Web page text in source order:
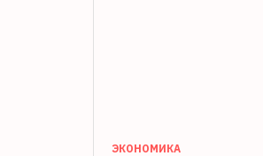
ЭКОНОМИКА